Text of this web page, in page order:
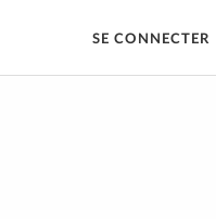
SE CONNECTER